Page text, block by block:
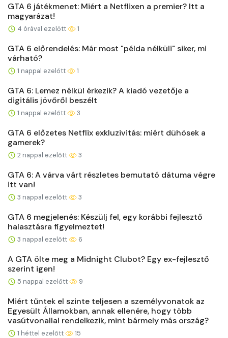
GTA 6 játékmenet: Miért a Netflixen a premier? Itt a
magyarázat!
4 órával ezelőtt 1
GTA 6 előrendelés: Már most "példa nélküli" siker, mi
várható?
1 nappal ezelőtt 1
GTA 6: Lemez nélkül érkezik? A kiadó vezetője a
digitális jövőről beszélt
1 nappal ezelőtt 3
GTA 6 előzetes Netflix exkluzivitás: miért dühösek a
gamerek?
2 nappal ezelőtt 3
GTA 6: A várva várt részletes bemutató dátuma végre
itt van!
3 nappal ezelőtt 3
GTA 6 megjelenés: Készülj fel, egy korábbi fejlesztő
halasztásra figyelmeztet!
3 nappal ezelőtt 6
A GTA ölte meg a Midnight Clubot? Egy ex-fejlesztő
szerint igen!
5 nappal ezelőtt 9
Miért tűntek el szinte teljesen a személyvonatok az
Egyesült Államokban, annak ellenére, hogy több
vasútvonallal rendelkezik, mint bármely más ország?
1 héttel ezelőtt 15